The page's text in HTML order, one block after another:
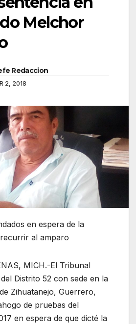
Melchor
Redaccion
2, 2018
en espera de la
al amparo
MICH.-El Tribunal
Distrito 52 con sede en la
Zihuatanejo, Guerrero,
de pruebas del
en espera de que dicté la